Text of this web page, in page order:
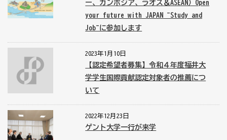
ー、カンボジア、ラオス＆ASEAN）Open
your future with JAPAN ~Study and
Job~に参加します
2023年1月10日
【認定希望者募集】令和４年度福井大
学学生国際貢献認定対象者の推薦につ
いて
2022年12月23日
ゲント大学一行が来学